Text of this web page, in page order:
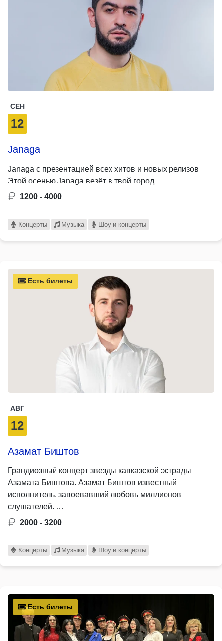
СЕН
12
Janaga
Janaga с презентацией всех хитов и новых релизов
Этой осенью Janaga везёт в твой город …
1200 - 4000
Концерты Музыка Шоу и концерты
Есть билеты
АВГ
12
Азамат Биштов
Грандиозный концерт звезды кавказской эстрады
Азамата Биштова. Азамат Биштов известный
исполнитель, завоевавший любовь миллионов
слушателей. …
2000 - 3200
Концерты Музыка Шоу и концерты
Есть билеты